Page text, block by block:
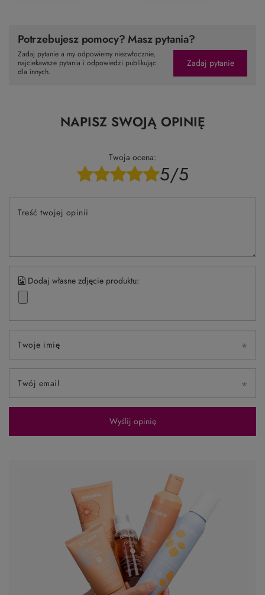
Potrzebujesz pomocy? Masz pytania?
Zadaj pytanie a my odpowiemy niezwłocznie,
najciekawsze pytania i odpowiedzi publikując
dla innych.
Zadaj pytanie
NAPISZ SWOJĄ OPINIĘ
Twoja ocena:
5/5
Treść twojej opinii
Dodaj własne zdjęcie produktu:
Twoje imię
Twój email
Wyślij opinię